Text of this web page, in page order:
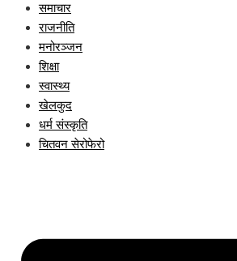
समाचार
राजनीति
मनोरञ्जन
शिक्षा
स्वास्थ्य
खेलकुद
धर्म संस्कृति
चितवन सेरोफेरो